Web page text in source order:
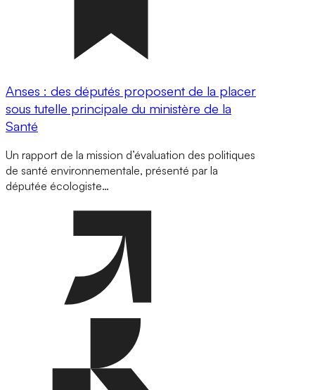
Anses : des députés proposent de la placer
sous tutelle principale du ministère de la
Santé
Un rapport de la mission d’évaluation des politiques
de santé environnementale, présenté par la
députée écologiste…